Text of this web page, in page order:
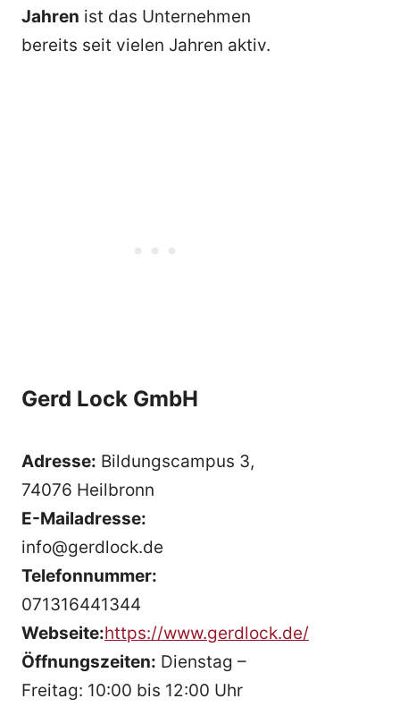
Jahren ist das Unternehmen
bereits seit vielen Jahren aktiv.
Gerd Lock GmbH
Adresse: Bildungscampus 3,
74076 Heilbronn
E-Mailadresse:
info@gerdlock.de
Telefonnummer:
071316441344
Webseite:https://www.gerdlock.de/
Öffnungszeiten: Dienstag –
Freitag: 10:00 bis 12:00 Uhr